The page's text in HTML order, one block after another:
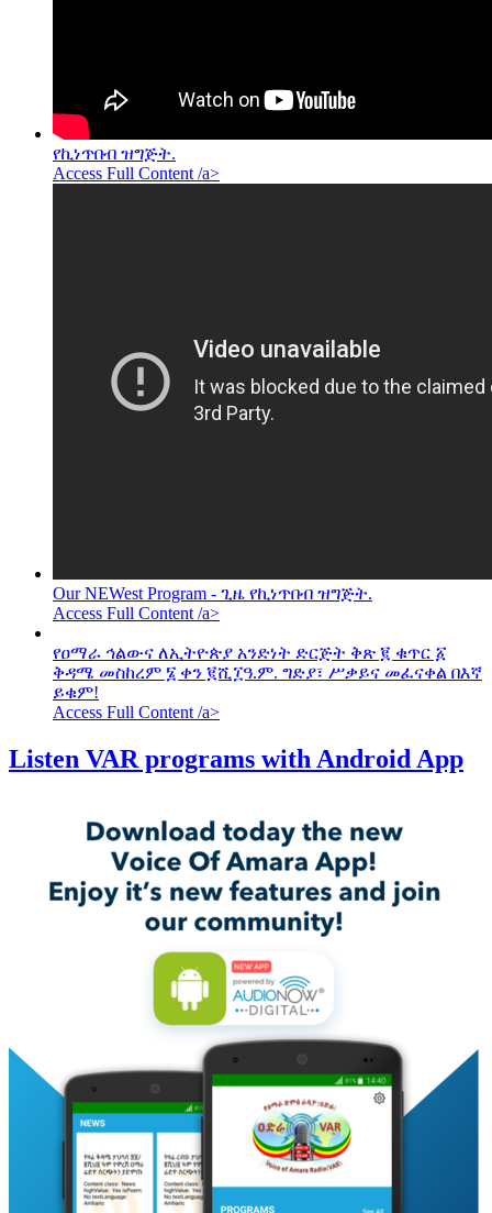
የኪነጥበብ ዝግጅት.
Access Full Content /a>
Our NEWest Program - ጊዜ የኪነጥበብ ዝግጅት.
Access Full Content /a>
የዐማራ ኅልውና ለኢትዮጵያ አንድነት ድርጅት ቅጽ ፪ ቁጥር ፩
ቅዳሜ መስከረም ፮ ቀን ፪ሺ፲ዓ.ም. ግድያ፣ ሥቃይና መፈናቀል በእኛ
ይቁም!
Access Full Content /a>
Listen VAR programs with Android App